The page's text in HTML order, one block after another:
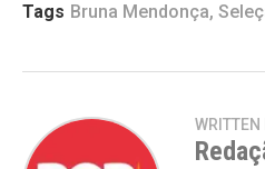
Tags Bruna Mendonça,
WRITTEN